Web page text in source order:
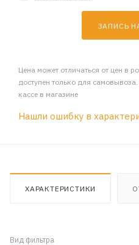
ЗАПИСЬ
Цена может отличаться от цен в
доступен только для
кассе в магазине
Нашли ошибку в
ХАРАКТЕРИСТИКИ
Вид фильтра